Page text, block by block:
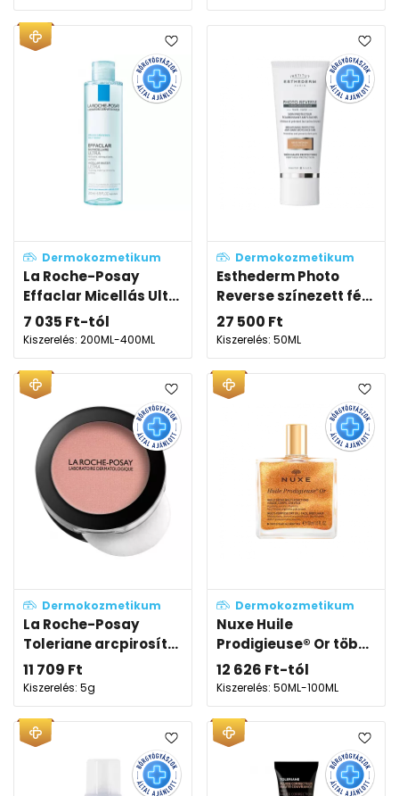
Dermokozmetikum
La Roche-Posay
Effaclar Micellás Ult...
7 035 Ft-tól
Kiszerelés: 200ML-400ML
Dermokozmetikum
Esthederm Photo
Reverse színezett fé...
27 500 Ft
Kiszerelés: 50ML
Dermokozmetikum
La Roche-Posay
Toleriane arcpirosít...
11 709 Ft
Kiszerelés: 5g
Dermokozmetikum
Nuxe Huile
Prodigieuse® Or töb...
12 626 Ft-tól
Kiszerelés: 50ML-100ML